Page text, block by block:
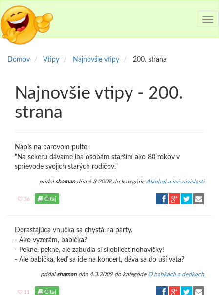
Domov Vtipy Najnovšie vtipy 200. strana
Najnovšie vtipy - 200.
strana
Nápis na barovom pulte:
"Na sekeru dávame iba osobám starším ako 80 rokov v
sprievode svojich starých rodičov."
pridal shamandňa 4.3.2009 do kategórie Alkohol a iné závislosti
36 Čítaj
Dorastajúca vnučka sa chystá na párty.
- Ako vyzerám, babička?
- Pekne, pekne, ale zabudla si si obliecť nohavičky!
- Ale babička, keď sa ide na koncert, dáva sa do uší vata?
pridal shamandňa 4.3.2009 do kategórie O babkách a dedkoch
11 Čítaj